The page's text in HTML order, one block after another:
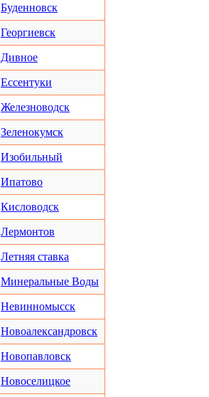
Буденновск
Георгиевск
Дивное
Ессентуки
Железноводск
Зеленокумск
Изобильный
Ипатово
Кисловодск
Лермонтов
Летняя ставка
Минеральные Воды
Невинномысск
Новоалександровск
Новопавловск
Новоселицкое